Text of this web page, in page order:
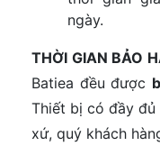
ngày.
THỜI GIAN BẢO
Batiea đều được
Thiết bị có đầy đủ
xứ, quý khách